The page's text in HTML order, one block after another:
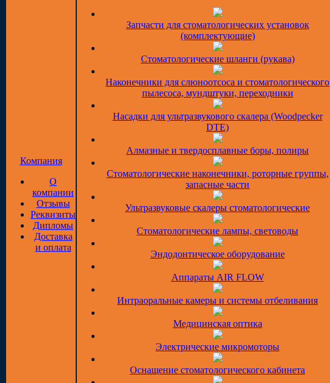
Компания
О
компании
Отзывы
Реквизиты
Дипломы
Доставка
и оплата
Запчасти для стоматологических установок
(комплектующие)
Стоматологические шланги (рукава)
Наконечники для слюноотсоса и стоматологического
пылесоса, мундштуки, переходники
Насадки для ультразвукового скалера (Woodpecker
DTE)
Алмазные и твердосплавные боры, полиры
Стоматологические наконечники, роторные группы,
запасные части
Ультразвуковые скалеры стоматологические
Стоматологические лампы, световоды
Эндодонтическое оборудование
Аппараты AIR FLOW
Интраоральные камеры и системы отбеливания
Медицинская оптика
Электрические микромоторы
Оснащение стоматологического кабинета